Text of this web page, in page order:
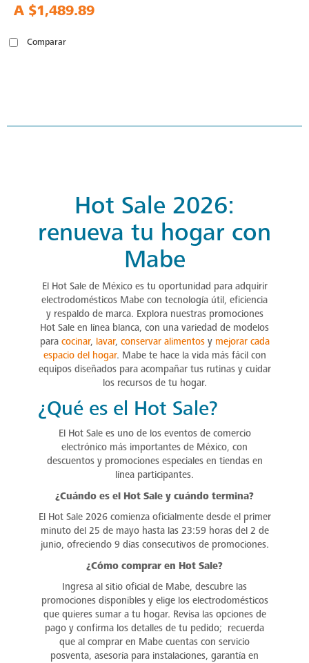
A $1,489.89
Comparar
Hot Sale 2026:
renueva tu hogar con
Mabe
El Hot Sale de México es tu oportunidad para adquirir
electrodomésticos Mabe con tecnología útil, eficiencia
y respaldo de marca. Explora nuestras promociones
Hot Sale en línea blanca, con una variedad de modelos
para cocinar, lavar, conservar alimentosy mejorar cada
espacio del hogar. Mabe te hace la vida más fácil con
equipos diseñados para acompañar tus rutinas y cuidar
los recursos de tu hogar.
¿Qué es el Hot Sale?
El Hot Sale es uno de los eventos de comercio
electrónico más importantes de México, con
descuentos y promociones especiales en tiendas en
línea participantes.
¿Cuándo es el Hot Sale y cuándo termina?
El Hot Sale 2026 comienza oficialmente desde el primer
minuto del 25 de mayo hasta las 23:59 horas del 2 de
junio, ofreciendo 9 días consecutivos de promociones.
¿Cómo comprar en Hot Sale?
Ingresa al sitio oficial de Mabe, descubre las
promociones disponibles y elige los electrodomésticos
que quieres sumar a tu hogar. Revisa las opciones de
pago y confirma los detalles de tu pedido; recuerda
que al comprar en Mabe cuentas con servicio
posventa, asesoría para instalaciones, garantía en